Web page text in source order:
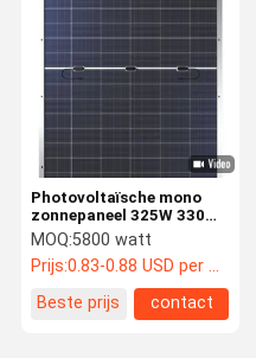
Thuis Producten
Over Ons
Fabriekstoch
T
Photovoltaïsche mono
zonnepaneel 325W 330W
340W 345W Hjt
zonnepaneel voor thuis
MOQ:5800 watt
Prijs:0.83-0.88 USD per watt
Beste prijs
contact